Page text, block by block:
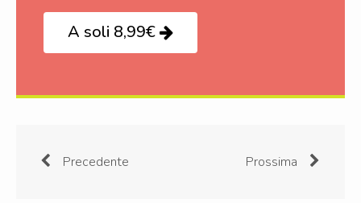
A soli 8,99€
Precedente Prossima